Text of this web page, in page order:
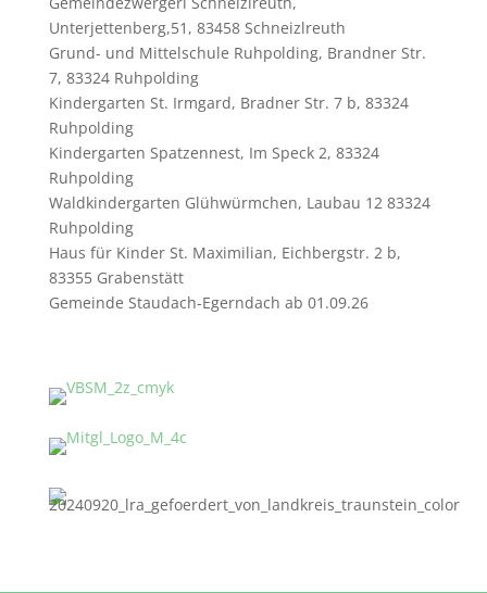
Unterjettenberg,51, 83458 Schneizlreuth
Grund- und Mittelschule Ruhpolding, Brandner Str.
7, 83324 Ruhpolding
Kindergarten St. Irmgard, Bradner Str. 7 b, 83324
Ruhpolding
Kindergarten Spatzennest, Im Speck 2, 83324
Ruhpolding
Waldkindergarten Glühwürmchen, Laubau 12 83324
Ruhpolding
Haus für Kinder St. Maximilian, Eichbergstr. 2 b,
83355 Grabenstätt
Gemeinde Staudach-Egerndach ab 01.09.26